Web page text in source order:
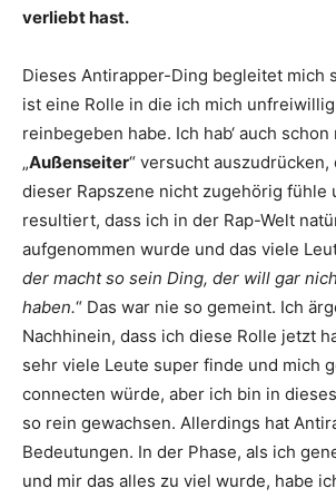
verliebt hast.
Dieses Antirapper-Ding begleitet mich
ist eine Rolle in die ich mich
reinbegeben habe. Ich hab‘ auch
„Außenseiter“ versucht auszudrücken,
dieser Rapszene nicht zugehörig fühle
resultiert, dass ich in der Rap-Welt
aufgenommen wurde und das viele
der macht so sein Ding, der will gar
haben.“ Das war nie so gemeint. Ich
Nachhinein, dass ich diese Rolle jetzt
sehr viele Leute super finde und mich
connecten würde, aber ich bin in
so rein gewachsen. Allerdings hat
Bedeutungen. In der Phase, als ich
und mir das alles zu viel wurde, habe